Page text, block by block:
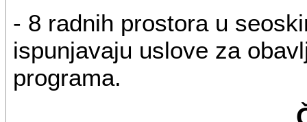
- 8 radnih prostora u
ispunjavaju uslove za
programa.